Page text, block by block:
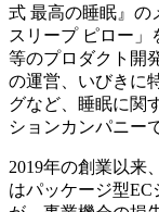
式 最高の睡眠』の
スリープ ピロー」
等のプロダクト開
の運営、いびきに
グなど、睡眠に関
ションカンパニー
2019年の創業以来
はパッケージ型